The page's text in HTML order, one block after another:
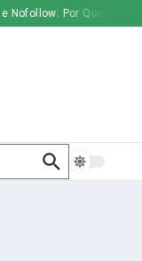
Por Que São